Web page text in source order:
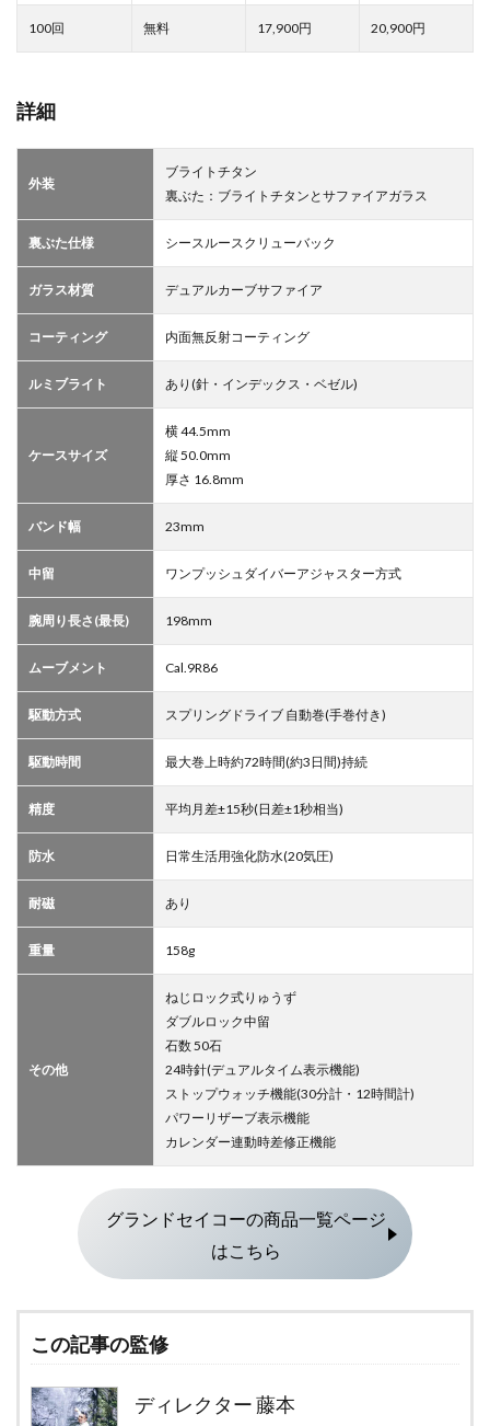
17,900 20,900
詳細
外装
ブライトチタン
裏ぶた：ブライトチタンとサファイアガラス
裏ぶた仕様 シースルースクリューバック
ガラス材質 デュアルカーブサファイア
コーティング 内面無反射コーティング
ルミブライト あり(針・インデックス・ベゼル)
ケースサイズ
横 44.5mm
縦 50.0mm
厚さ 16.8mm
バンド幅 23mm
中留 ワンプッシュダイバーアジャスター方式
腕周り長さ(最長) 198mm
ムーブメント Cal.9R86
駆動方式 スプリングドライブ 自動巻(手巻付き)
駆動時間 最大巻上時約72時間(約3日間)持続
精度 平均月差±15秒(日差±1秒相当)
防水 日常生活用強化防水(20気圧)
耐磁 あり
重量 158g
その他
ねじロック式りゅうず
ダブルロック中留
石数 50石
24時針(デュアルタイム表示機能)
ストップウォッチ機能(30分計・12時間計)
パワーリザーブ表示機能
カレンダー連動時差修正機能
グランドセイコーの商品一覧ページ
はこちら
この記事の監修
ディレクター 藤本